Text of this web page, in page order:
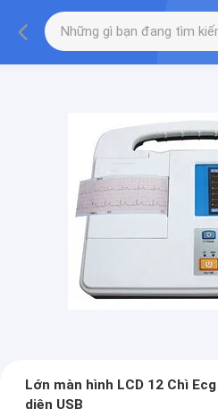
Lớn màn hình LCD 12 Chì
diện USB